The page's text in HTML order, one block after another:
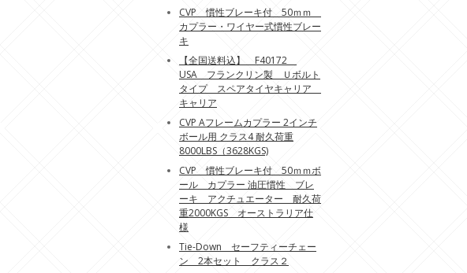
CVP 慣性ブレーキ付 50ｍｍ
カプラー・ワイヤー式慣性ブレー
キ
【全国送料込】 F40172
USA フランクリン製 Ｕボルト
タイプ スペアタイヤキャリア
キャリア
CVP Aフレームカプラー 2インチ
ボール用 クラス4 耐久荷重
8000LBS（3628KGS)
CVP 慣性ブレーキ付 50ｍｍボ
ール カプラー 油圧慣性 ブレ
ーキ アクチュエーター 耐久荷
重2000KGS オーストラリア仕
様
Tie-Down セーフティーチェー
ン 2本セット クラス２